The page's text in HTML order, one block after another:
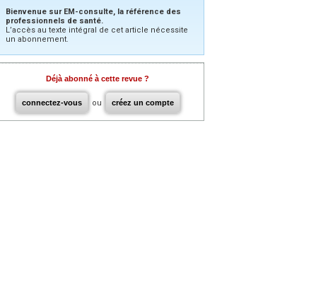
Bienvenue sur EM-consulte, la référence des
professionnels de santé.
L’accès au texte intégral de cet article nécessite
un abonnement.
Déjà abonné à cette revue ?
connectez-vous ou créez un compte